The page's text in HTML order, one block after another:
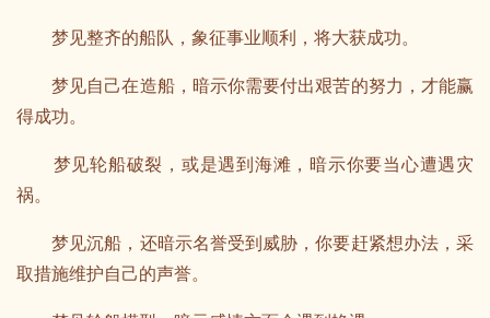
梦见整齐的船队，象征事业顺利，将大获成功。
梦见自己在造船，暗示你需要付出艰苦的努力，才能赢
得成功。
梦见轮船破裂，或是遇到海滩，暗示你要当心遭遇灾
祸。
梦见沉船，还暗示名誉受到威胁，你要赶紧想办法，采
取措施维护自己的声誉。